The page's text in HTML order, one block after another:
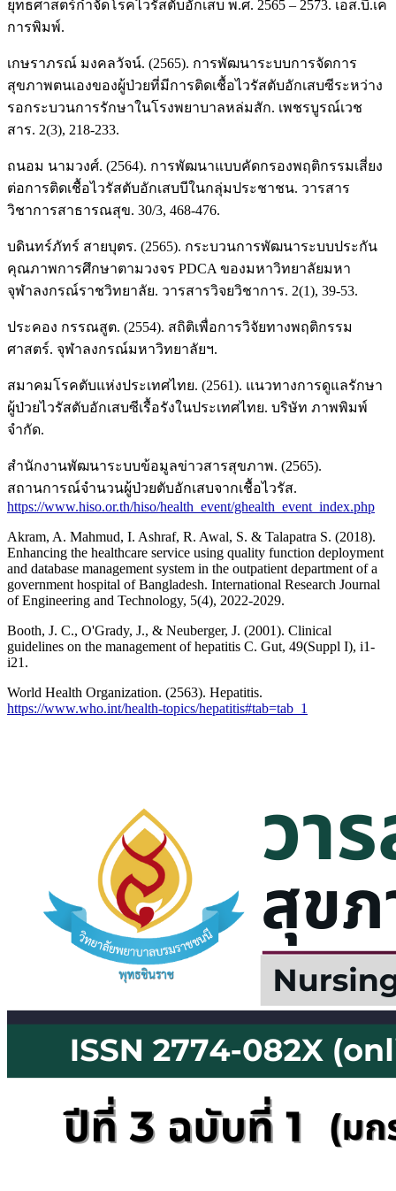
ยุทธศาสตร์กำจัดโรคไวรัสตับอักเสบ พ.ศ. 2565 – 2573. เอส.บี.เค
การพิมพ์.
เกษราภรณ์ มงคลวัจน์. (2565). การพัฒนาระบบการจัดการ
สุขภาพตนเองของผู้ป่วยที่มีการติดเชื้อไวรัสตับอักเสบซีระหว่าง
รอกระบวนการรักษาในโรงพยาบาลหล่มสัก. เพชรบูรณ์เวช
สาร. 2(3), 218-233.
ถนอม นามวงศ์. (2564). การพัฒนาแบบคัดกรองพฤติกรรมเสี่ยง
ต่อการติดเชื้อไวรัสตับอักเสบบีในกลุ่มประชาชน. วารสาร
วิชาการสาธารณสุข. 30/3, 468-476.
บดินทร์ภัทร์ สายบุตร. (2565). กระบวนการพัฒนาระบบประกัน
คุณภาพการศึกษาตามวงจร PDCA ของมหาวิทยาลัยมหา
จุฬาลงกรณ์ราชวิทยาลัย. วารสารวิจยวิชาการ. 2(1), 39-53.
ประคอง กรรณสูต. (2554). สถิติเพื่อการวิจัยทางพฤติกรรม
ศาสตร์. จุฬาลงกรณ์มหาวิทยาลัยฯ.
สมาคมโรคตับแห่งประเทศไทย. (2561). แนวทางการดูแลรักษา
ผู้ป่วยไวรัสตับอักเสบซีเรื้อรังในประเทศไทย. บริษัท ภาพพิมพ์
จำกัด.
สำนักงานพัฒนาระบบข้อมูลข่าวสารสุขภาพ. (2565).
สถานการณ์จำนวนผู้ป่วยตับอักเสบจากเชื้อไวรัส.
https://www.hiso.or.th/hiso/health_event/ghealth_event_index.php
Akram, A. Mahmud, I. Ashraf, R. Awal, S. & Talapatra S. (2018).
Enhancing the healthcare service using quality function deployment
and database management system in the outpatient department of a
government hospital of Bangladesh. International Research Journal
of Engineering and Technology, 5(4), 2022-2029.
Booth, J. C., O'Grady, J., & Neuberger, J. (2001). Clinical
guidelines on the management of hepatitis C. Gut, 49(Suppl I), i1-
i21.
World Health Organization. (2563). Hepatitis.
https://www.who.int/health-topics/hepatitis#tab=tab_1